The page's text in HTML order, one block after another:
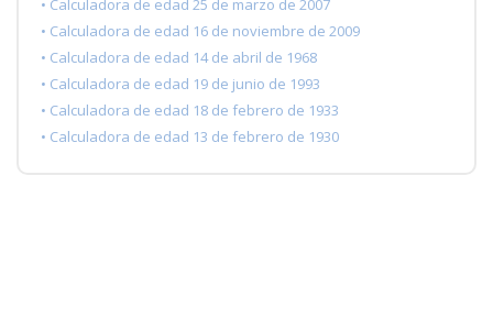
• Calculadora de edad 25 de marzo de 2007
• Calculadora de edad 16 de noviembre de 2009
• Calculadora de edad 14 de abril de 1968
• Calculadora de edad 19 de junio de 1993
• Calculadora de edad 18 de febrero de 1933
• Calculadora de edad 13 de febrero de 1930